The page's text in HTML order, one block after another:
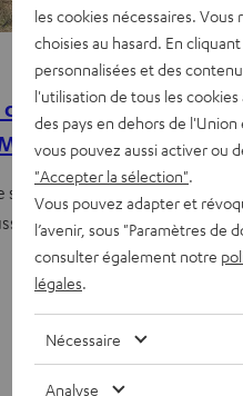
de 4
n’est
apporter
Connaissances
Le chant des
géantes
Les baleines
conductivité
corporel pour
les cookies nécessaires.
choisies au hasard. En
personnalisées et des
l'utilisation de tous les
des pays en dehors de
vous pouvez aussi activer ou
"Accepter la sélection".
Vous pouvez adapter et
l’avenir, sous "Paramètres de
consulter également notre
légales.
Nécessaire
Analyse